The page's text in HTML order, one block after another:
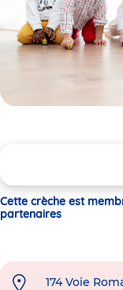
Cette crèche est
partenaires
174 Voie